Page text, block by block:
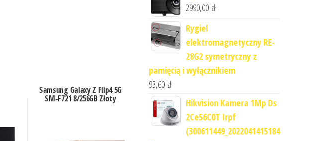
Samsung Galaxy Z Flip4 5G
SM-F721 8/256GB Złoty
2990,00 zł
Rygiel
elektromagnetyczny RE-
28G2 symetryczny z
pamięcią i wyłącznikiem
93,60 zł
Hikvision Kamera 1Mp Ds
2Ce56C0T Irpf
(300611449_2022041415184